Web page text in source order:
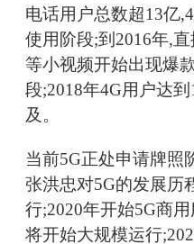
电话用户总数超13亿
使用阶段;到2016年,
等小视频开始出现爆
段;2018年4G用户达
及。
当前5G正处申请牌照
张洪忠对5G的发展历
行;2020年开始5G商
将开始大规模运行